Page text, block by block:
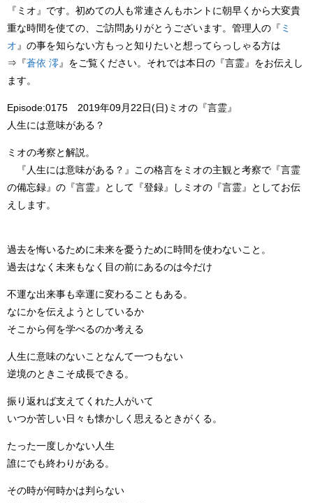
『ミオ』 です。初めての人も常連さんもホントに朝早くから大変貴
重な時間を使ての、ご訪問ありがとうございます。 管理人 の『 ミ
オ 』の事を知らない方もっと知りたいと想ってらっしゃる方は
⇒ 『蒼依 澪 』をご覧ください。それでは本日の 『言霊』 をお伝えし
ます。
Episode:0175 2019年09月22日(日)ミオの『言霊』
人生には意味がある？
ミオの考察 と 解説。
『人生には意味がある？』
この格言を ミオの主観と考察で 『言霊
の備忘録』 の 『言霊』 として 『登録』 し ミオの 『言霊』
としてお伝
えします。
過去を悔いるために未来を憂うために時間を使わないこと。
過去はなく未来もなく目の前にあるのは今だけ
不運な出来事も幸運に変わることもある。
なにかを伝えようとしているか
そこから何を学べるのか考える
人生に意味のないことなんて一つもない
逆境のときこそ成長できる。
振り返れば支えてくれた人がいて
いつか苦しい日々も懐かしく思えるときがくる。
たった一度しかない人生
誰にでも終わりがある。
その時が何時かは判らない